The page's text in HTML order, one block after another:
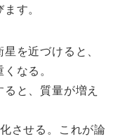
す。
を近づけると、
なる。
と、質量が増え
させる。これが論